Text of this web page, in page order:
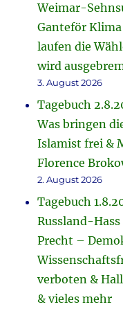
Weimar-
Ganteför
laufen die
wird
3. August 2026
Tagebuch
Was bringen
Islamist frei &
Florence
2. August 2026
Tagebuch
Russland-
Precht –
verboten &
& vieles mehr